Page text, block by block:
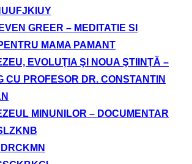
GREER – MEDITATIE SI
MAMA PAMANT
EVOLUŢIA ŞI NOUA ŞTIINŢĂ –
CU PROFESOR DR. CONSTANTIN
MINUNILOR – DOCUMENTAR